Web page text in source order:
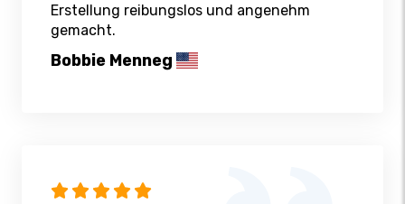
Erstellung reibungslos und angenehm
gemacht.
Bobbie Menneg